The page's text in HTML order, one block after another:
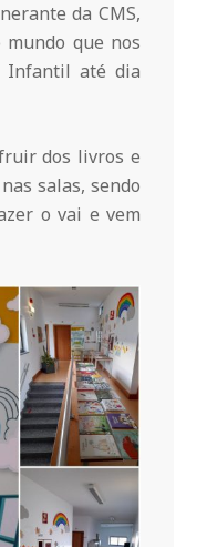
da CMS,
que nos
Infantil até dia
dos livros e
salas, sendo
o vai e vem